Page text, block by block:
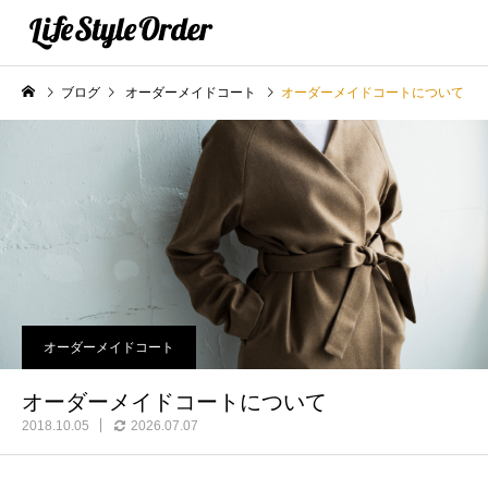
ブログ オーダーメイドコート オーダーメイドコートについて
オーダーメイドコート
オーダーメイドコートについて
2018.10.05 2026.07.07